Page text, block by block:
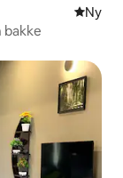
Nyt
Ny
bakke